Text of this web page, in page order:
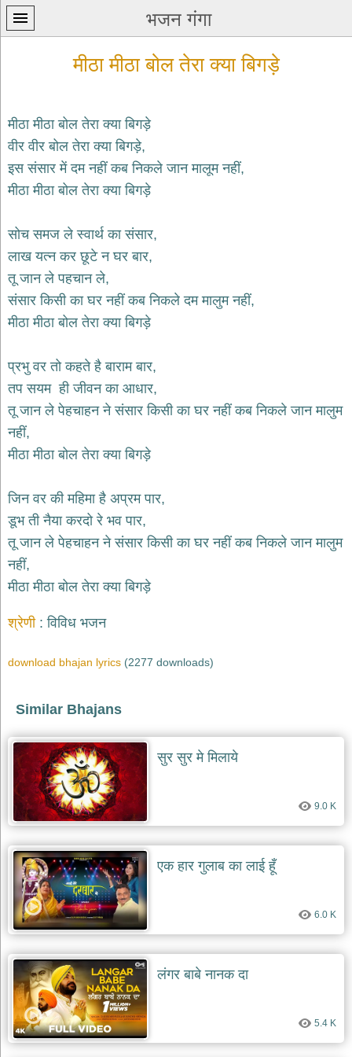
भजन गंगा
प्रथम
पन्ना
home
भजन
krishna
bhajans
शिव
भजन
bhajans
भजन
bhajans
साईं
भजन
bhajans
भजन
jain
bhajans
दुर्गा
भजन
durga
bhajans
गणेश
bhajans
भजन
गुरुदेव
भजन
gurudev
bhajans
विविध
भजन
miscellaneous
bhajans
विष्णु
भजन
vishnu
bhajans
बाबा
बालक
नाथ
भजन
baba
balak
nath
मीठा मीठा बोल तेरा क्या बिगड़े
मीठा मीठा बोल तेरा क्या बिगड़े
वीर वीर बोल तेरा क्या बिगड़े,
इस संसार में दम नहीं कब निकले जान मालूम नहीं,
मीठा मीठा बोल तेरा क्या बिगड़े
सोच समज ले स्वार्थ का संसार,
लाख यत्न कर छूटे न घर बार,
तू जान ले पहचान ले,
संसार किसी का घर नहीं कब निकले दम मालुम नहीं,
मीठा मीठा बोल तेरा क्या बिगड़े
प्रभु वर तो कहते है बाराम बार,
तप सयम ही जीवन का आधार,
तू जान ले पेहचाहन ने संसार किसी का घर नहीं कब निकले जान मालुम
नहीं,
मीठा मीठा बोल तेरा क्या बिगड़े
जिन वर की महिमा है अप्रम पार,
डूभ ती नैया करदो रे भव पार,
तू जान ले पेहचाहन ने संसार किसी का घर नहीं कब निकले जान मालुम
नहीं,
मीठा मीठा बोल तेरा क्या बिगड़े
श्रेणी विविध भजन
download bhajan lyrics (2277 downloads)
Similar Bhajans
सुर सुर मे मिलाये
9.0 K
एक हार गुलाब का लाई हूँ
6.0 K
लंगर बाबे नानक दा
5.4 K